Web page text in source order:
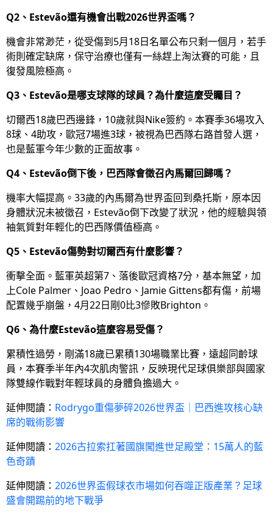
Q2、Estevão還有機會出戰2026世界盃嗎？
機會非常渺茫，從受傷到5月18日名單公布只剩一個月，若手
術則確定缺席，保守治療也僅有一絲趕上淘汰賽的可能，且
復發風險極高。
Q3、Estevão是哪支球隊的球員？為什麼這麼受矚目？
切爾西18歲巴西邊鋒，10歲就與Nike簽約。本賽季36場攻入
8球、4助攻，歐冠7場進3球，被視為巴西隊右路首發人選，
也是藍軍今年少數的正面故事。
Q4、Estevão倒下後，巴西隊會徵召內馬爾回歸嗎？
機率大幅提高。33歲的內馬爾為世界盃回到桑托斯，原本因
身體狀況未被徵召，Estevão倒下改變了狀況，他的經驗與領
袖氣質對年輕化的巴西隊價值極高。
Q5、Estevão傷勢對切爾西有什麼影響？
衝擊全面。藍軍英超第7、落後歐冠資格7分，基本無望，加
上Cole Palmer、Joao Pedro、Jamie Gittens都有傷，前場
配置幾乎崩盤，4月22日剛0比3慘敗Brighton。
Q6、為什麼Estevão這麼容易受傷？
累積性過勞，剛滿18歲已累積130場職業比賽，遠超同齡球
員，本賽季半年內4次肌肉警訊，反映現代足球俱樂部與國家
隊雙線作戰對年輕球員的身體負擔過大。
延伸閱讀： Rodrygo重傷夢碎2026世界盃｜巴西進攻核心缺
席的戰術影響
延伸閱讀： 2026古拉索扛著國旗闖進世足殿堂：15萬人的藍
色奇蹟
延伸閱讀： 2026世界盃假球衣市場如何吞噬正版產業？足球
盛會開踢前的地下戰爭